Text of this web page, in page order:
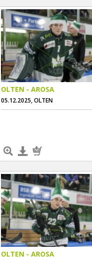
OLTEN - AROSA
05.12.2025, OLTEN
OLTEN - AROSA